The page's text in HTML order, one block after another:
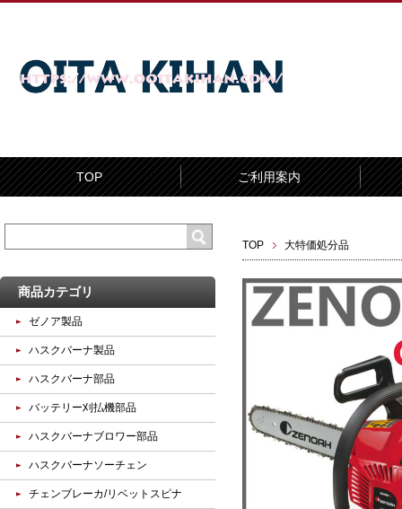
TOP ご利用案内
TOP 大特価処分品
商品カテゴリ
ゼノア製品
ハスクバーナ製品
ハスクバーナ部品
バッテリー刈払機部品
ハスクバーナブロワー部品
ハスクバーナソーチェン
チェンブレーカ/リベットスピナ